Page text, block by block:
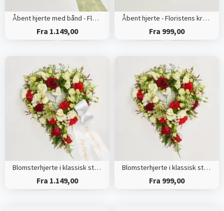
Åbent hjerte med bånd - Floristens kreative valg
Fra 1.149,00
Åbent hjerte - Floristens kreative valg
Fra 999,00
Blomsterhjerte i klassisk stil med bånd
Fra 1.149,00
Blomsterhjerte i klassisk stil - rød og hvid
Fra 999,00